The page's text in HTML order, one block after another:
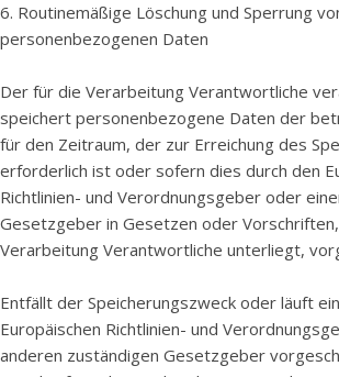
6. Routinemäßige Löschung und Sperrung
personenbezogenen Daten
Der für die Verarbeitung Verantwortliche
speichert personenbezogene Daten der
für den Zeitraum, der zur Erreichung des
erforderlich ist oder sofern dies durch den
Richtlinien- und Verordnungsgeber oder
Gesetzgeber in Gesetzen oder
Verarbeitung Verantwortliche unterliegt,
Entfällt der Speicherungszweck oder läuft
Europäischen Richtlinien- und
anderen zuständigen Gesetzgeber